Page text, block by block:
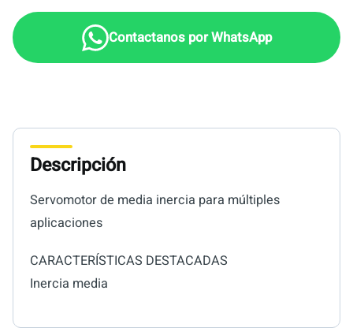
Descripción
Servomotor de media inercia para múltiples
aplicaciones
CARACTERÍSTICAS DESTACADAS
Inercia media